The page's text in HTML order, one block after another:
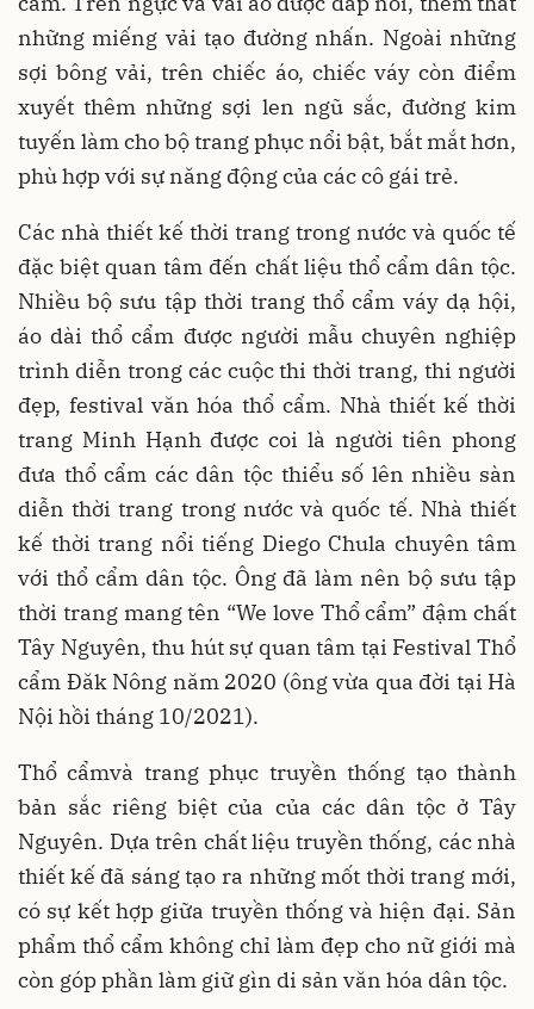
những miếng vải tạo đường nhấn. Ngoài những
sợi bông vải, trên chiếc áo, chiếc váy còn điểm
xuyết thêm những sợi len ngũ sắc, đường kim
tuyến làm cho bộ trang phục nổi bật, bắt mắt hơn,
phù hợp với sự năng động của các cô gái trẻ.
Các nhà thiết kế thời trang trong nước và quốc tế
đặc biệt quan tâm đến chất liệu thổ cẩm dân tộc.
Nhiều bộ sưu tập thời trang thổ cẩm váy dạ hội,
áo dài thổ cẩm được người mẫu chuyên nghiệp
trình diễn trong các cuộc thi thời trang, thi người
đẹp, festival văn hóa thổ cẩm. Nhà thiết kế thời
trang Minh Hạnh được coi là người tiên phong
đưa thổ cẩm các dân tộc thiểu số lên nhiều sàn
diễn thời trang trong nước và quốc tế. Nhà thiết
kế thời trang nổi tiếng Diego Chula chuyên tâm
với thổ cẩm dân tộc. Ông đã làm nên bộ sưu tập
thời trang mang tên “We love Thổ cẩm” đậm chất
Tây Nguyên, thu hút sự quan tâm tại Festival Thổ
cẩm Đăk Nông năm 2020 (ông vừa qua đời tại Hà
Nội hồi tháng 10/2021).
Thổ cẩmvà trang phục truyền thống tạo thành
bản sắc riêng biệt của của các dân tộc ở Tây
Nguyên. Dựa trên chất liệu truyền thống, các nhà
thiết kế đã sáng tạo ra những mốt thời trang mới,
có sự kết hợp giữa truyền thống và hiện đại. Sản
phẩm thổ cẩm không chỉ làm đẹp cho nữ giới mà
còn góp phần làm giữ gìn di sản văn hóa dân tộc.